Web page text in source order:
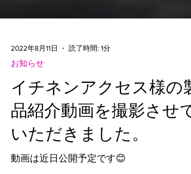
2022年8月11日
お知らせ
イチネンアクセス様の製
品紹介動画を撮影させて
いただきました。